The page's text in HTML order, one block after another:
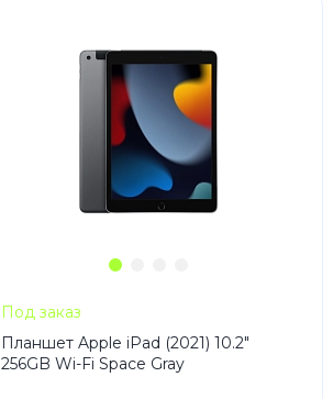
Honor
Honor 400
Honor 400 Pro
Чехлы
Под заказ
Планшет Apple iPad (2021) 10.2"
256GB Wi-Fi Space Gray